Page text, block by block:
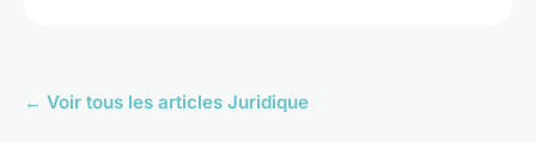
← Voir tous les articles Juridique